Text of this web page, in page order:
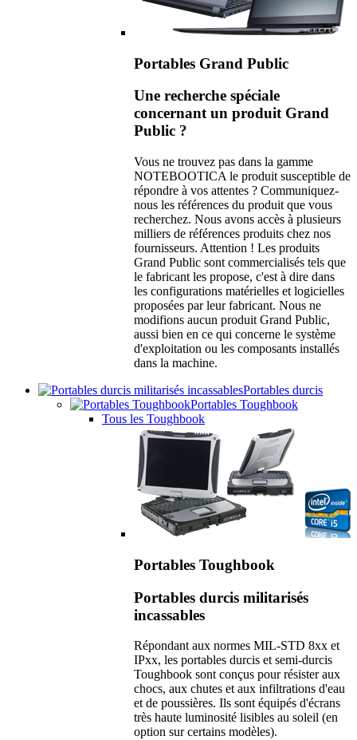
Portables Grand Public
Une recherche spéciale
concernant un produit Grand
Public ?
Vous ne trouvez pas dans la gamme
NOTEBOOTICA le produit susceptible de
répondre à vos attentes ? Communiquez-
nous les références du produit que vous
recherchez. Nous avons accès à plusieurs
milliers de références produits chez nos
fournisseurs. Attention ! Les produits
Grand Public sont commercialisés tels que
le fabricant les propose, c'est à dire dans
les configurations matérielles et logicielles
proposées par leur fabricant. Nous ne
modifions aucun produit Grand Public,
aussi bien en ce qui concerne le système
d'exploitation ou les composants installés
dans la machine.
Portables durcis
Portables Toughbook
Tous les Toughbook
Portables Toughbook
Portables durcis militarisés
incassables
Répondant aux normes MIL-STD 8xx et
IPxx, les portables durcis et semi-durcis
Toughbook sont conçus pour résister aux
chocs, aux chutes et aux infiltrations d'eau
et de poussières. Ils sont équipés d'écrans
très haute luminosité lisibles au soleil (en
option sur certains modèles).